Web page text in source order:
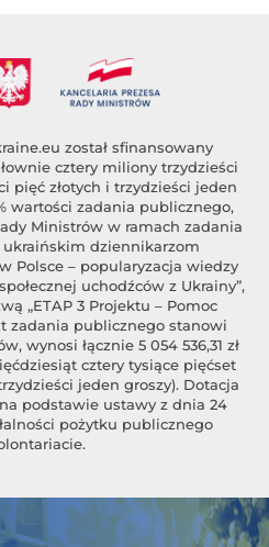
został sfinansowany
cztery miliony trzydzieści
pięć złotych i trzydzieści jeden
wartości zadania publicznego,
Ministrów w ramach zadania
ukraińskim dziennikarzom
Polsce – popularyzacja wiedzy
uchodźców z Ukrainy”,
„ETAP 3 Projektu – Pomoc
zadania publicznego stanowi
wynosi łącznie 5 054 536,31 zł
cztery tysiące pięćset
jeden groszy). Dotacja
podstawie ustawy z dnia 24
pożytku publicznego